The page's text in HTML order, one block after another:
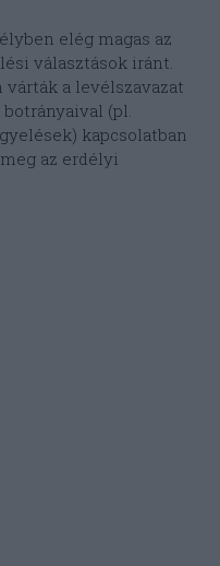
elég magas az
választások iránt.
várták a levélszavazat
(pl.
kapcsolatban
az erdélyi